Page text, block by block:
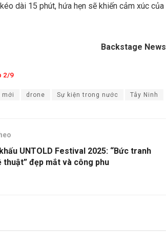
dài 15 phút, hứa hẹn sẽ khiến cảm xúc của
Backstage News
2/9
mới drone Sự kiện trong nước Tây Ninh
UNTOLD Festival 2025: “Bức tranh
thuật” đẹp mắt và công phu